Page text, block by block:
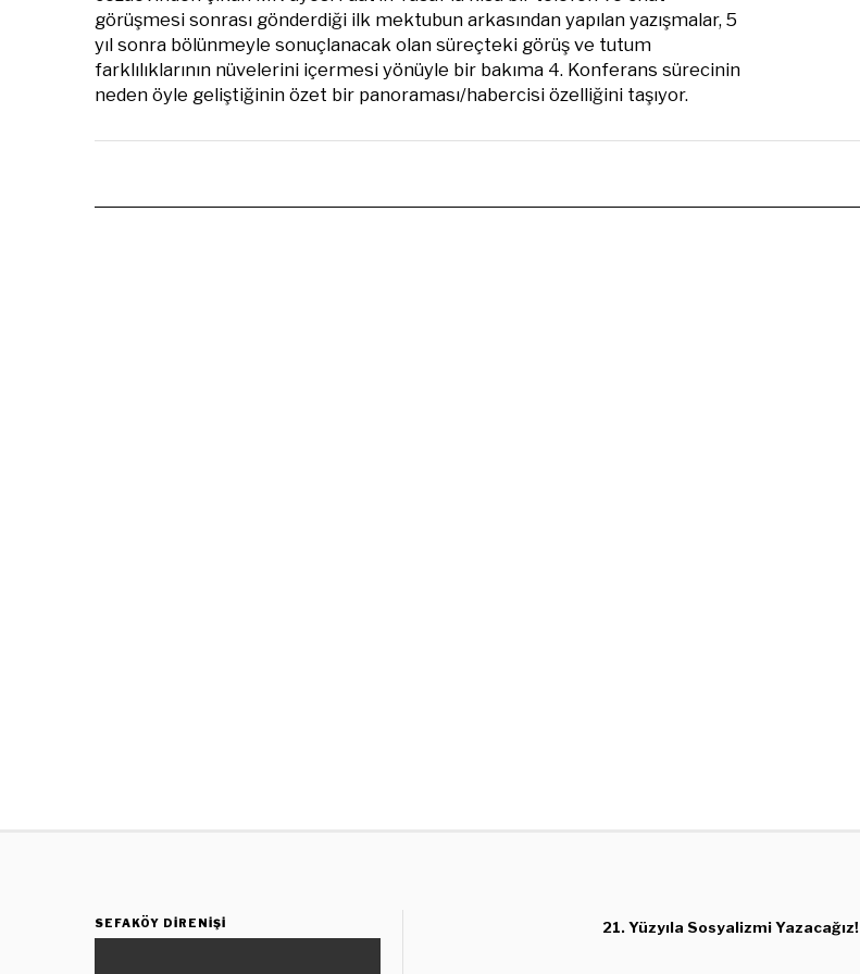
görüşmesi sonrası gönderdiği ilk mektubun arkasından yapılan yazışmalar, 5
yıl sonra bölünmeyle sonuçlanacak olan süreçteki görüş ve tutum
farklılıklarının nüvelerini içermesi yönüyle bir bakıma 4. Konferans sürecinin
neden öyle geliştiğinin özet bir panoraması/habercisi özelliğini taşıyor.
SEFAKÖY DIRENIŞI 21. Yüzyıla Sosyalizmi Yazacağız!